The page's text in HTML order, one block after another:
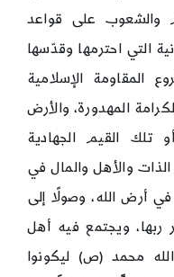
والشعوب على قواعد
التي احترمها وقدّسها
المقاومة الإسلامية
المهدورة، والأرض
تلك القيم الجهادية
الذات والأهل والمال في
أرض الله، وصولًا إلى
ربها، ويجتمع فيه أهل
محمد (ص) ليكونوا